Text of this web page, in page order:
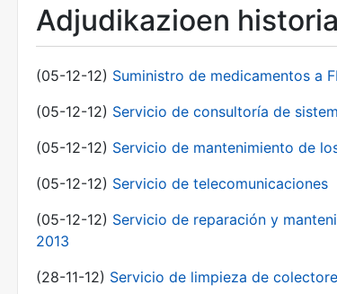
Adjudikazioen historia
(05-12-12) Suministro de medicamentos a
(05-12-12) Servicio de consultoría de
(05-12-12) Servicio de mantenimiento de
(05-12-12) Servicio de telecomunicaciones
(05-12-12) Servicio de reparación y
2013
(28-11-12) Servicio de limpieza de